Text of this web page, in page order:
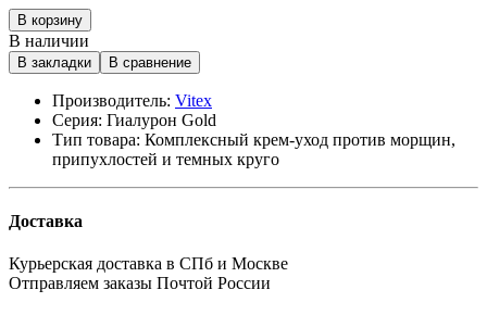
В корзину
В наличии
В закладки В сравнение
Производитель: Vitex
Серия: Гиалурон Gold
Тип товара: Комплексный крем-уход против морщин,
припухлостей и темных круго
Доставка
Курьерская доставка в СПб и Москве
Отправляем заказы Почтой России